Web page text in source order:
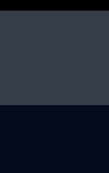
ร่างคนยืนอยู่ในความมืด แต่พอ
องเปิดๆปิดๆย้ำดูให้แน่ใจ…